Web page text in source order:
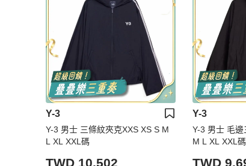
Y-3
Y-3 男士 三條紋夾克XXS XS S M
L XL XXL碼
TWD 10,502
Y-3
Y-3 男士 毛
M L XL XXL碼
TWD